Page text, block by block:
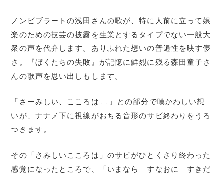
ノンビブラートの浅田さんの歌が、特に人前に立って娯
楽のための技芸の披露を生業とするタイプでない一般大
衆の声を代弁します。ありふれた想いの普遍性を映す儚
さ。『ぼくたちの失敗』が記憶に鮮烈に残る森田童子さ
んの歌声を思い出しもします。
「さーみしい、こころは……」との部分で嘆かわしい想
いが、ナナメ下に視線がおちる音形のサビ終わりをうろ
つきます。
その「さみしいこころは」のサビがひとくさり終わった
感覚になったところで、「いまなら すなおに すきだ